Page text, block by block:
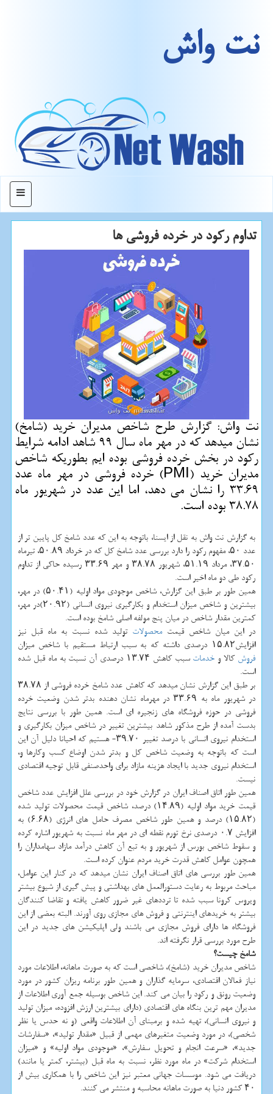
نت واش
منو
تداوم ركود در خرده فروشی ها
نت واش: گزارش طرح شاخص مدیران خرید (شامخ)
نشان میدهد كه در مهر ماه سال 99 شاهد ادامه شرایط
ركود در بخش خرده فروشی بوده ایم بطوریكه شاخص
مدیران خرید (PMI) خرده فروشی در مهر ماه عدد
33.69 را نشان می دهد، اما این عدد در شهریور ماه
38.78 بوده است.
به گزارش نت واش به نقل از ایسنا، باتوجه به این که عدد شامخ کل پایین تر از
عدد ۵۰، مفهوم رکود را دارد بررسی عدد شامخ کل که در خرداد ۵۰.۸۹، تیرماه
۳۷.۵۰، مرداد ۵۱.۱۹، شهریور ۳۸.۷۸ و مهر ۳۳.۶۹ رسیده حاکی از تداوم
رکود طی دو ماه اخیر است.
همین طور بر طبق این گزارش، شاخص موجودی مواد اولیه (۵۰.۴۱) در مهر،
بیشترین و شاخص میزان استخدام و بکارگیری نیروی انسانی (۲۰.۹۲)در مهر،
کمترین مقدار شاخص در میان پنج مولفه اصلی شامخ بوده است.
در این میان شاخص قیمتمحصولات تولید شده نسبت به ماه قبل نیز
افزایش۱۵.۸۲ درصدی داشته که به سبب ارتباط مستقیم با شاخص میزان
فروش کالا و خدمات
سبب کاهش ۱۳.۷۴ درصدی آن نسبت به ماه قبل شده
است.
بر طبق این گزارش نشان میدهد که کاهش عدد شامخ خرده فروشی از ۳۸.۷۸
در شهریور ماه به ۳۳.۶۹ در مهرماه نشان دهنده بدتر شدن وضعیت خرده
فروشی در حوزه فروشگاه های زنجیره ای است. همین طور با بررسی نتایج
بدست آمده از طرح مذکور شاهد بیشترین تغییر در شاخص میزان بکارگیری و
استخدام نیروی انسانی با درصد تغییر ۳۹.۷۰- هستیم که احیانا دلیل آن این
است که باتوجه به وضعیت شاخص کل و بدتر شدن اوضاع کسب وکارها و،
استخدام نیروی جدید با ایجاد هزینه مازاد برای واحدصنفی قابل توجیه اقتصادی
نیست.
همین طور اتاق اصناف ایران در گزارش خود در بررسی علل افزایش عدد شاخص
قیمت خرید مواد اولیه (۱۴.۸۹) درصد، شاخص قیمت محصولات تولید شده
(۱۵.۸۲) درصد و همین طور شاخص مصرف حامل های انرژی (۶.۶۸) به
افزایش ۰.۷ درصدی نرخ تورم نقطه ای در مهر ماه نسبت به شهریور اشاره کرده
و سقوط شاخص بورس از شهریور و به تبع آن کاهش درآمد مازاد سهامداران را
همچون عوامل کاهش قدرت خرید مردم عنوان کرده است.
همین طور بررسی های اتاق اصناف ایران نشان میدهد که در کنار این عوامل،
مباحث مربوط به رعایت دستورالعمل های بهداشتی و پیش گیری از شیوع بیشتر
ویروس کرونا سبب شده تا ترددهای غیر ضرور کاهش یافته و تقاضا کنندگان
بیشتر به خریدهای اینترنتی و فروش های مجازی روی آورند. البته بعضی از این
فروشگاه ها دارای فروش مجازی می باشند ولی اپلیکیشن های جدید در این
طرح مورد بررسی قرار نگرفته اند.
شامخ چیست؟
شاخص مدیران خرید (شامخ)، شاخصی است که به صورت ماهانه، اطلاعات مورد
نیاز فعالان اقتصادی، سرمایه گذاران و همین طور برنامه ریزان کشور در مورد
وضعیت رونق و رکود را بیان می کند. این شاخص بوسیله جمع آوری اطلاعات از
مدیران مهم ترین بنگاه های اقتصادی (دارای بیشترین ارزش افزوده، میزان تولید
و نیروی انسانی)، تهیه شده و برمبنای آن اطلاعات واقعی (و نه حدس یا نظر
شخصی)، در مورد وضعیت متغیرهای مهمی از قبیل «مقدار تولید»، «سفارشات
جدید»، «سرعت انجام و تحویل سفارش»، «موجودی مواد اولیه» و «میزان
استخدام شرکت» در ماه مورد نظر، نسبت به ماه قبل (بیشتر، کمتر یا مانند)
دریافت می شود. موسسات جهانی معتبر نیز این شاخص را با همکاری بیش از
۴۰ کشور دنیا به صورت ماهانه محاسبه و منتشر می کنند.